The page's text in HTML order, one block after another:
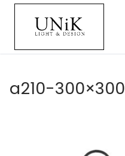
a210-300×300